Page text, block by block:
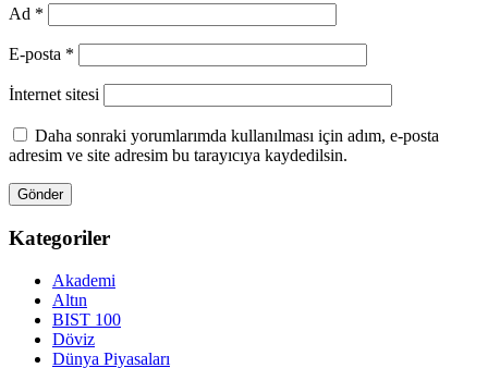
Ad *
E-posta *
İnternet sitesi
Daha sonraki yorumlarımda kullanılması için adım, e-posta
adresim ve site adresim bu tarayıcıya kaydedilsin.
Kategoriler
Akademi
Altın
BIST 100
Döviz
Dünya Piyasaları